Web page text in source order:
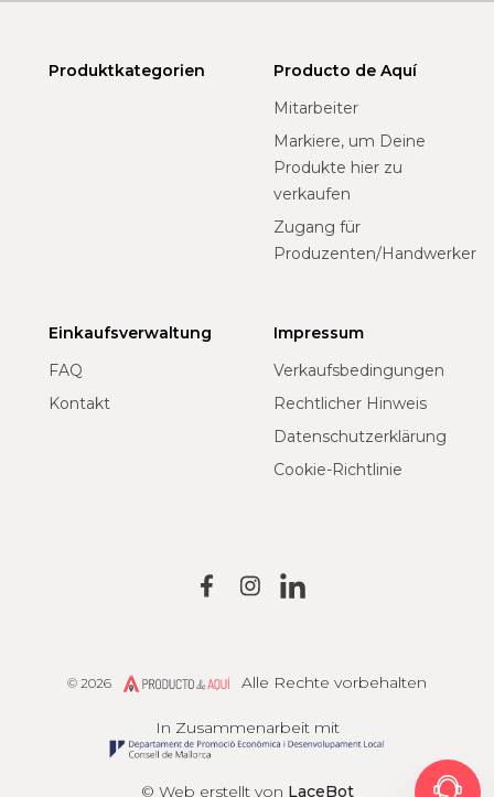
Produktkategorien
Producto de Aquí
Mitarbeiter
Markiere, um Deine
Produkte hier zu
verkaufen
Zugang für
Produzenten/Handwerker
Einkaufsverwaltung
FAQ
Kontakt
Impressum
Verkaufsbedingungen
Rechtlicher Hinweis
Datenschutzerklärung
Cookie-Richtlinie
© Web erstellt von LaceBot
In Zusammenarbeit mit
© 2026 Producto de AquíAlle Rechte vorbehalten